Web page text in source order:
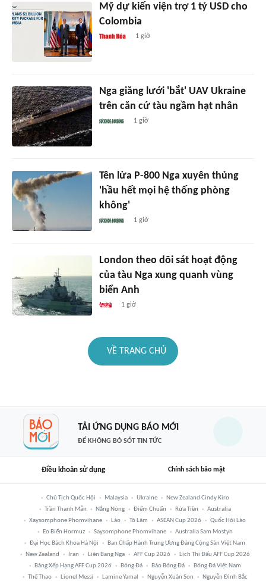
Mỹ dự kiến viện trợ 1 tỷ USD cho
Colombia
1 giờ
Nga giăng lưới 'bắt' UAV Ukraine
trên căn cứ tàu ngầm hạt nhân
1 giờ
Tên lửa P-800 Nga xuyên thủng
'hầu hết mọi hệ thống phòng
không'
1 giờ
London theo dõi sát hoạt động
của tàu Nga xung quanh vùng
biển Anh
1 giờ
VỀ TRANG CHỦ
TẢI ỨNG DỤNG BÁO MỚI
ĐỂ KHÔNG BỎ SÓT TIN TỨC
Điều khoản sử dụng Chính sách bảo mật
Chủ Tịch Quốc Hội Malaysia Ukraine
New Zealand Cindy Kiro
Trần Thanh Mẫn
Nắng Nóng Điểm Chuẩn Rửa Tiền
Australia
Xaysomphone Phomvihane
Lào Tô Lâm ASEAN Cup 2026
Quốc Hội Lào
Eo Biển Hormuz
Saysomphone Phomvihane
Australia Sam Mostyn
Đại Học Bách Khoa Hà Nội
Ban Chấp Hành Trung Ương Đảng Cộng Sản Việt Nam
New Zealand
Iran Liên Bang Nga AFF Cup 2026
Lịch Thi Đấu AFF Cup 2026
Bảng Xếp Hạng AFF Cup 2026
Bóng Đá Báo Bóng Đá
Bóng Đá Việt Nam
Thể Thao
Lionel Messi Lamine Yamal Nguyễn Xuân Son Nguyễn Đình Bắc